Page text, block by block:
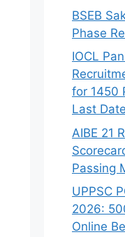
BSEB
Phase
IOCL
for 1450
Last
AIBE 21
Passing
UPPSC
2026:
Online